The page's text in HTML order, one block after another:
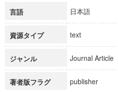
言語 日本語
資源タイプ text
ジャンル Journal Article
著者版フラグ publisher